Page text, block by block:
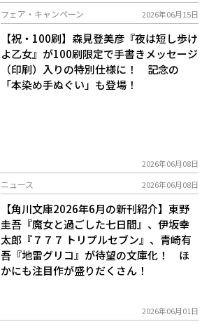
フェア・キャンペーン 2026年06月15日
【祝・100刷】森見登美彦『夜は短し歩け
よ乙女』が100刷限定で手書きメッセージ
（印刷）入りの特別仕様に！ 記念の
「本染め手ぬぐい」も登場！
2026年06月08日
ニュース 2026年06月08日
【角川文庫2026年6月の新刊紹介】東野
圭吾『魔女と過ごした七日間』、伊坂幸
太郎『７７７ トリプルセブン』、青崎有
吾『地雷グリコ』が待望の文庫化！ ほ
かにも注目作が盛りだくさん！
2026年06月01日